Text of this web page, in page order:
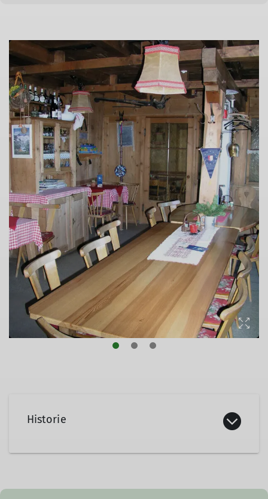
Historie
zu errichten